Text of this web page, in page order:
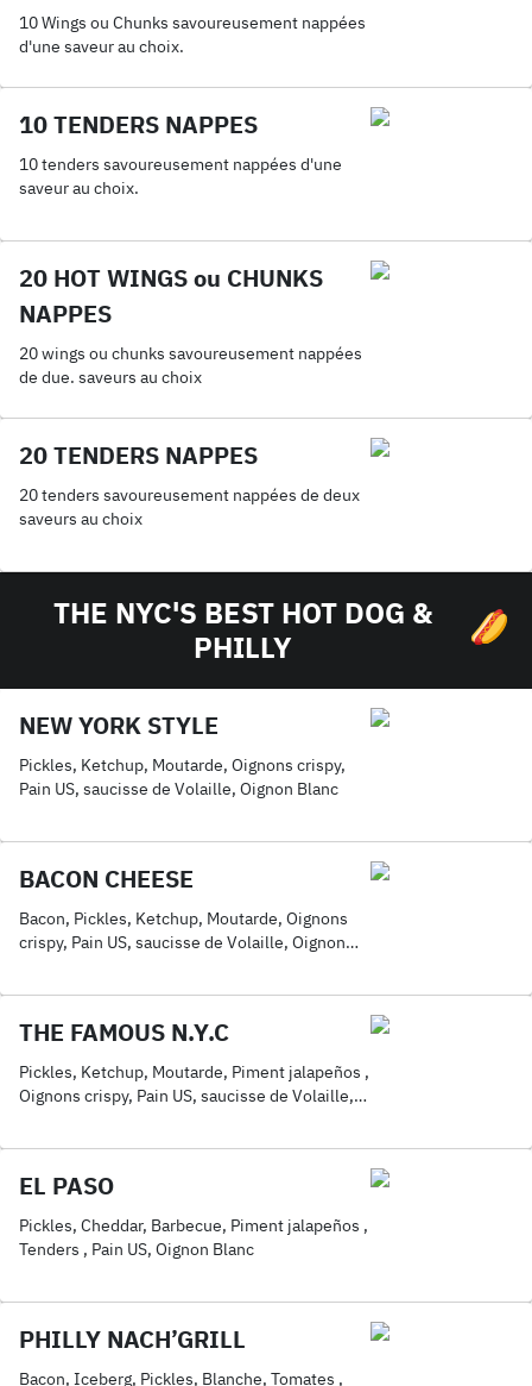
10 Wings ou Chunks savoureusement nappées
d'une saveur au choix.
10 TENDERS NAPPES
10 tenders savoureusement nappées d'une
saveur au choix.
20 HOT WINGS ou CHUNKS
NAPPES
20 wings ou chunks savoureusement nappées
de due. saveurs au choix
20 TENDERS NAPPES
20 tenders savoureusement nappées de deux
saveurs au choix
THE NYC'S BEST HOT DOG &
PHILLY
NEW YORK STYLE
Pickles, Ketchup, Moutarde, Oignons crispy,
Pain US, saucisse de Volaille, Oignon Blanc
BACON CHEESE
Bacon, Pickles, Ketchup, Moutarde, Oignons
crispy, Pain US, saucisse de Volaille, Oignon
THE FAMOUS N.Y.C
Pickles, Ketchup, Moutarde, Piment jalapeños ,
Oignons crispy, Pain US, saucisse de Volaille,
EL PASO
Pickles, Cheddar, Barbecue, Piment jalapeños ,
Tenders , Pain US, Oignon Blanc
PHILLY NACH’GRILL
Bacon, Iceberg, Pickles, Blanche, Tomates ,